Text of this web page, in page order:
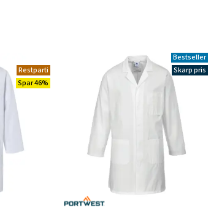
Restparti
Spar 46%
Bestseller
Skarp pris